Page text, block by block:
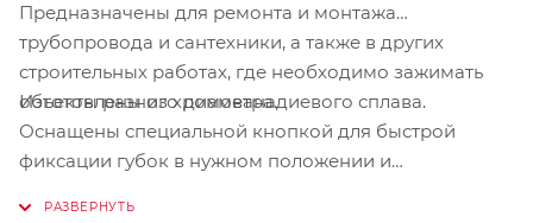
Предназначены для ремонта и монтажа
трубопровода и сантехники, а также в других
строительных работах, где необходимо зажимать
объекты разного диаметра.
Изготовлены из хромованадиевого сплава.
Оснащены специальной кнопкой для быстрой
фиксации губок в нужном положении и